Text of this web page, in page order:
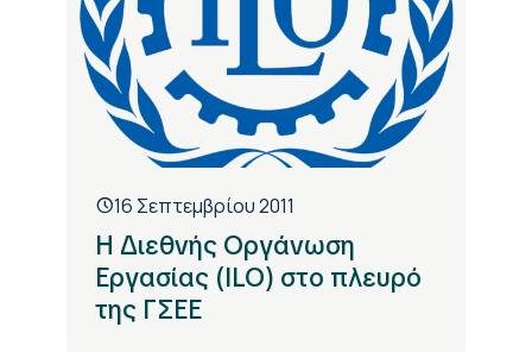
16 Σεπτεμβρίου 2011
Η Διεθνής Οργάνωση
Εργασίας (ILO) στο πλευρό
της ΓΣΕΕ